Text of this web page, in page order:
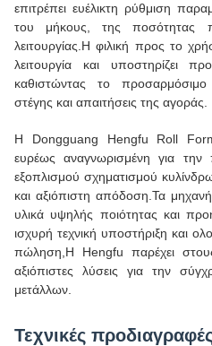
επιτρέπει ευέλικτη ρύθμιση
του μήκους, της ποσότητας
λειτουργίας.Η φιλική προς το
λειτουργία και υποστηρίζει
καθιστώντας το
στέγης και απαιτήσεις της αγοράς.
Η Dongguang Hengfu Roll
ευρέως αναγνωρισμένη για
εξοπλισμού σχηματισμού
και αξιόπιστη απόδοση.Τα
υλικά υψηλής ποιότητας και
ισχυρή τεχνική υποστήριξη και
πώληση,Η Hengfu παρέχει στους
αξιόπιστες λύσεις για την
μετάλλων.
Τεχνικές